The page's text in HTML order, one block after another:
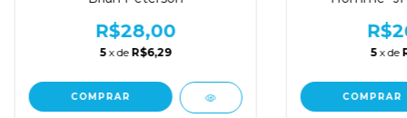
R$28,00
5 x de R$6,29
COMPRAR
5 x de
COMPRAR